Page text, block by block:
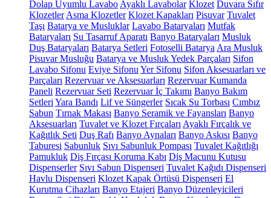
Dolap Uyumlu Lavabo Ayaklı Lavabolar Klozet Duvara Sıfır
Klozetler Asma Klozetler Klozet Kapakları Pisuvar Tuvalet
Taşı Batarya ve Musluklar Lavabo Bataryaları Mutfak
Bataryaları Su Tasarruf Aparatı Banyo Bataryaları Musluk
Duş Bataryaları Batarya Setleri Fotoselli Batarya Ara Musluk
Pisuvar Musluğu Batarya ve Musluk Yedek Parçaları Sifon
Lavabo Sifonu Eviye Sifonu Yer Sifonu Sifon Aksesuarları ve
Parçaları Rezervuar ve Aksesuarları Rezervuar Kumanda
Paneli Rezervuar Seti Rezervuar İç Takımı Banyo Bakım
Setleri Yara Bandı Lif ve Süngerler Sıcak Su Torbası Cımbız
Sabun Tırnak Makası Banyo Seramik ve Fayansları Banyo
Aksesuarları Tuvalet ve Klozet Fırçaları Ayaklı Fırçalık ve
Kağıtlık Seti Duş Rafı Banyo Aynaları Banyo Askısı Banyo
Taburesi Sabunluk Sıvı Sabunluk Pompası Tuvalet Kağıtlığı
Pamukluk Diş Fırçası Koruma Kabı Diş Macunu Kutusu
Dispenserler Sıvı Sabun Dispenseri Tuvalet Kağıdı Dispenseri
Havlu Dispenseri Klozet Kapak Örtüsü Dispenseri El
Kurutma Cihazları Banyo Etajeri Banyo Düzenleyicileri